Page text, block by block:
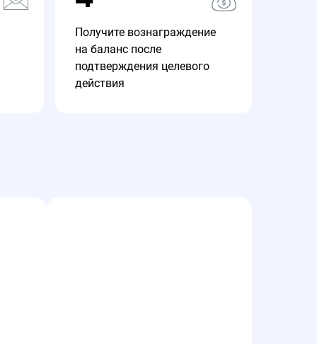
Получите вознаграждение
на баланс после
подтверждения целевого
действия